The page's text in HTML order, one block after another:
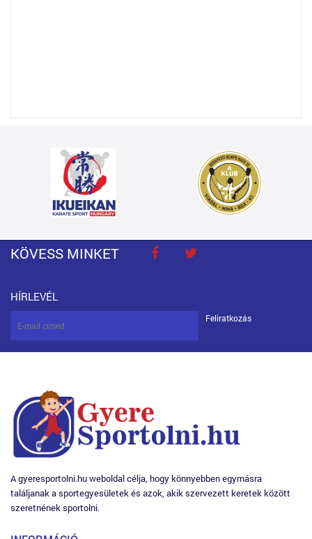
KÖVESS MINKET
HÍRLEVÉL
Feliratkozás
A gyeresportolni.hu weboldal célja, hogy könnyebben egymásra
találjanak a sportegyesületek és azok, akik szervezett keretek között
szeretnének sportolni.